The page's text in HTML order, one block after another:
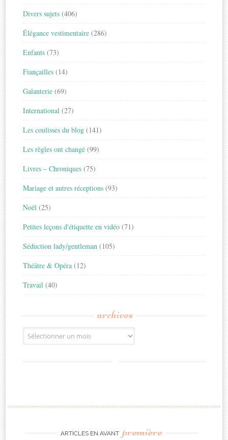
Divers sujets (406)
Élégance vestimentaire (286)
Enfants (73)
Fiançailles (14)
Galanterie (69)
International (27)
Les coulisses du blog (141)
Les règles ont changé (99)
Livres – Chroniques (75)
Mariage et autres réceptions (93)
Noël (25)
Petites leçons d'étiquette en vidéo (71)
Séduction lady/gentleman (105)
Théâtre & Opéra (12)
Travail (40)
archives
Archives
ARTICLES EN AVANT première